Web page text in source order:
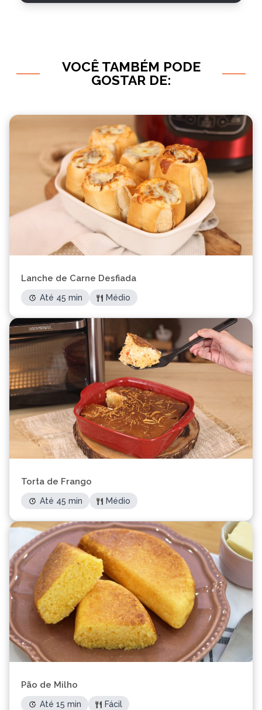
VOCÊ TAMBÉM PODE
GOSTAR DE:
Lanche de Carne Desfiada
Até 45 min Médio
Torta de Frango
Até 45 min Médio
Pão de Milho
Até 15 min Fácil